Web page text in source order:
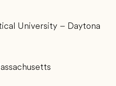
University – Daytona